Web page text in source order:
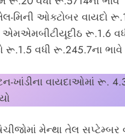
મિની ઓક્ટોબર વાયદો
રૂ.1.6
વધી રૂ.245.7ના ભાવે
ખાંડીના વાયદાઓમાં રૂ.
મેન્થા તેલ સપ્ટેમ્બર